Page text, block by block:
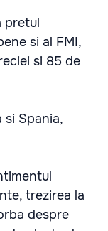
pretul
si al FMI,
si 85 de
Spania,
trezirea la
despre